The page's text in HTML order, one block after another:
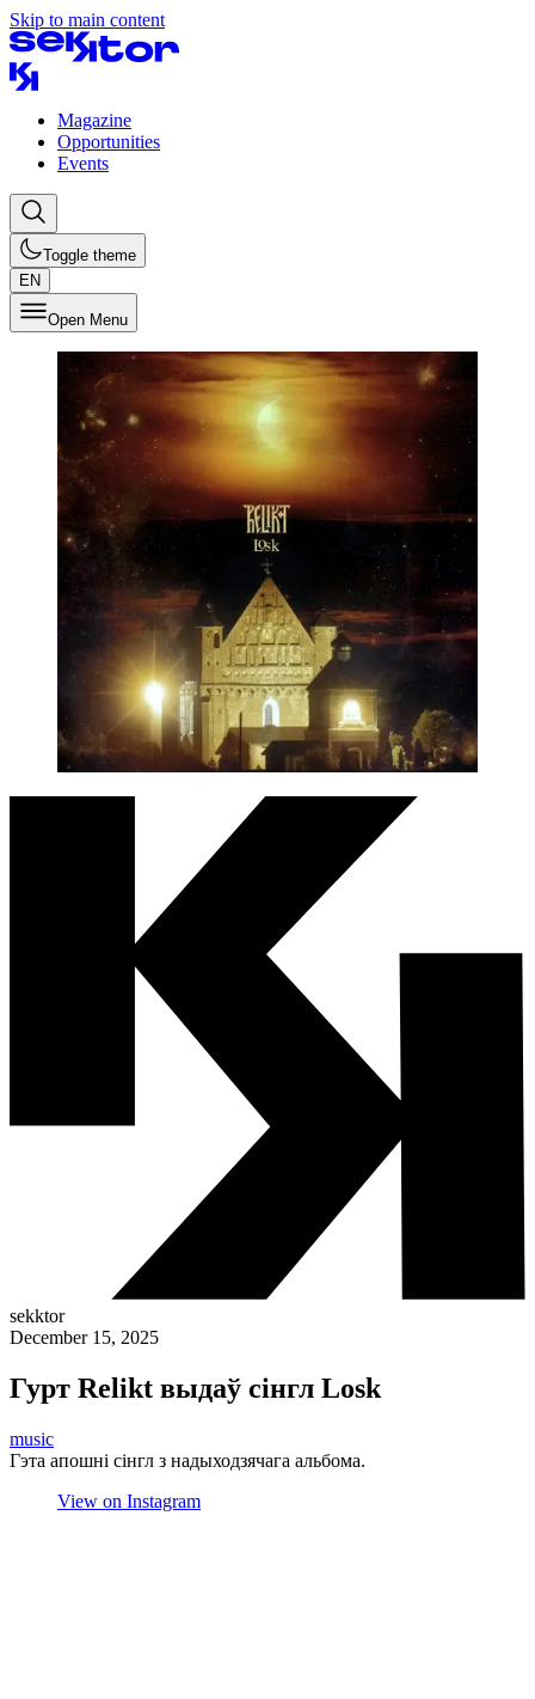
Skip to main content
Magazine
Opportunities
Events
Toggle theme
EN
Open Menu
sekktor
December 15, 2025
Гурт Relikt выдаў сінгл Losk
music
Гэта апошні сінгл з надыходзячага альбома.
View on Instagram